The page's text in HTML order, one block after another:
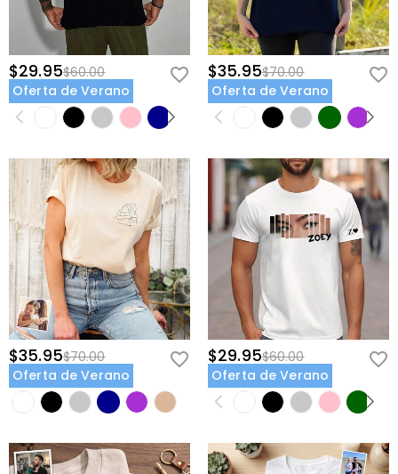
Información básica
Cuello:Escote Redondo
Algodón puro
$29.95$60.00
Oferta de Verano
$35.95$70.00
Oferta de Verano
$35.95$70.00
Oferta de Verano
$29.95$60.00
Oferta de Verano